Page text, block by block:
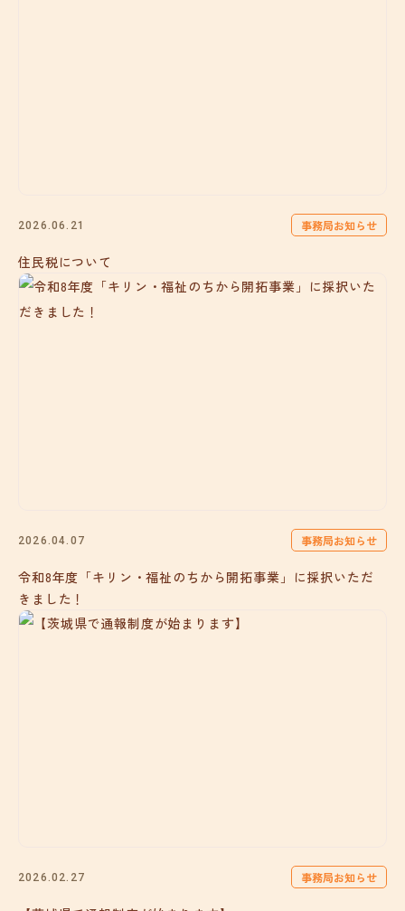
2026.06.21 事務局お知らせ
住民税について
2026.04.07 事務局お知らせ
令和8年度「キリン・福祉のちから開拓事業」に採択いただ
きました！
2026.02.27 事務局お知らせ